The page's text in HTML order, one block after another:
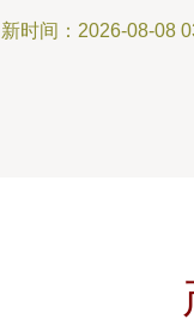
时间：2026-08-08